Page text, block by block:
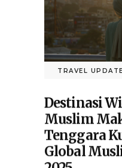
TRAVEL
Muslim
Tenggara
Global
2025